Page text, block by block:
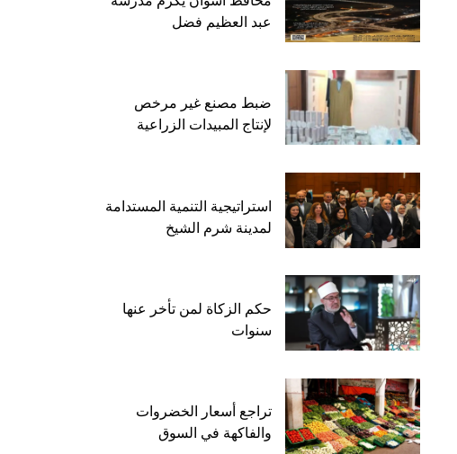
عبد العظيم فضل
ضبط مصنع غير مرخص
لإنتاج المبيدات الزراعية
استراتيجية التنمية المستدامة
لمدينة شرم الشيخ
حكم الزكاة لمن تأخر عنها
سنوات
تراجع أسعار الخضروات
والفاكهة في السوق